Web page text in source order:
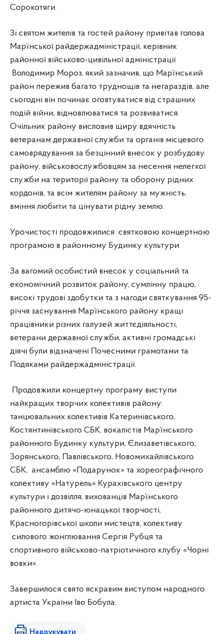
Сорокотяги.
Зі святом жителів та гостей району привітав голова
Мар’їнської райдержадміністрації, керівник
районної військово-цивільної адміністрації
Володимир Мороз, який зазначив, що Мар’їнський
район пережив багато труднощів та негараздів, але
сьогодні він починає оговтуватися від страшних
подій війни, відновлюватися та розвиватися.
Очільник району висловив щиру вдячність
ветеранам державної служби та органів місцевого
самоврядування за безцінний внесок у розбудову
району, військовослужбовцям за несення нелегкої
служби на території району та оборону рідних
кордонів, та всім жителям району за мужність,
вміння любити та цінувати рідну землю.
Урочистості продовжилися святковою концертною
програмою в районному Будинку культури.
За вагомий особистий внесок у соціальний та
економічний розвиток району, сумлінну працю,
високі трудові здобутки та з нагоди святкування 95-
річчя заснування Мар’їнського району кращі
працівники різних галузей життєдіяльності,
ветерани державної служби, активні громадські
діячі були відзначені Почесними грамотами та
Подяками райдержадміністрації.
Продовжили концертну програму виступи
найкращих творчих колективів району:
танцювальних колективів Катеринівського,
Костянтинівського СБК, вокалістів Мар’їнського
районного Будинку культури, Єлизаветівського,
Зорянського, Павлівського, Новомихайлівського
СБК, ансамблю «Подарунок» та хореографічного
колективу «Натурель» Курахівського центру
культури і дозвілля, вихованців Мар’їнського
районного дитячо-юнацької творчості,
Красногорівської школи мистецтв, колективу
силового жонглювання Сергія Рубця та
спортивного військово-патріотичного клубу «Чорні
вовки».
Завершилося свято яскравим виступом народного
артиста України Іво Бобула.
Надрукувати